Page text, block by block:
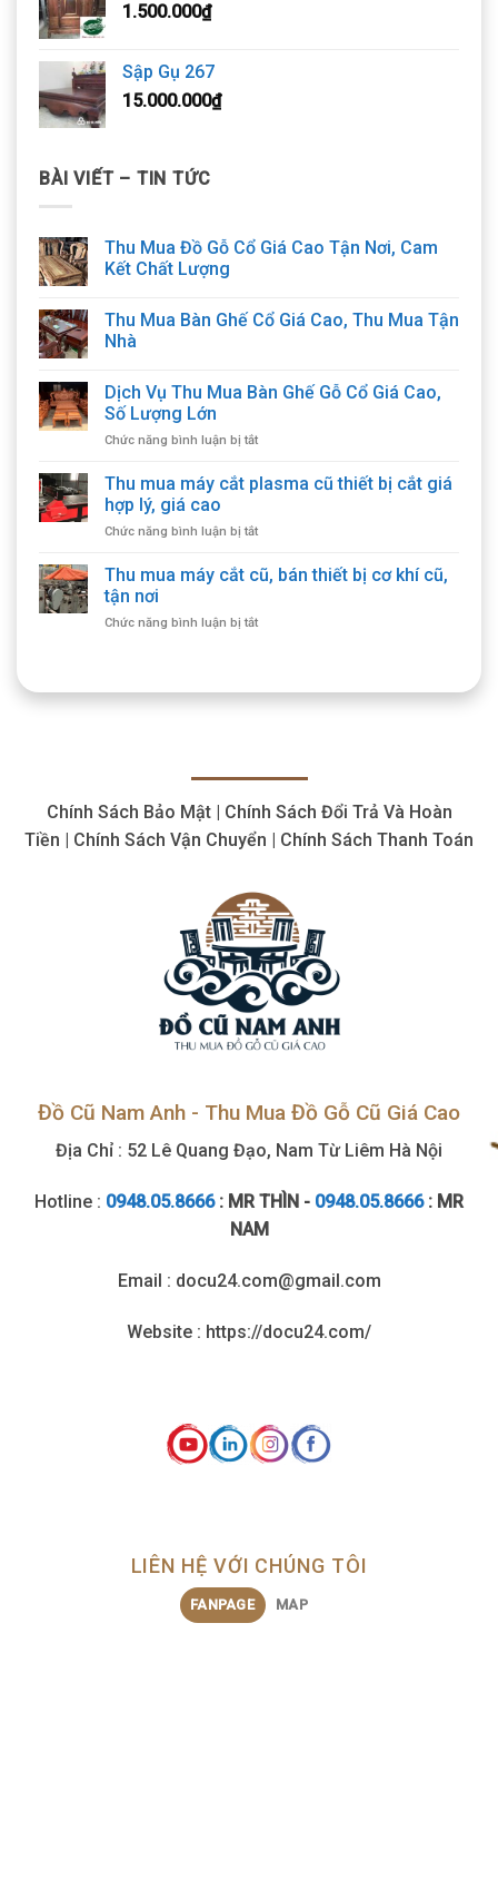
1.500.000₫
Sập Gụ 267
15.000.000₫
BÀI VIẾT – TIN TỨC
Thu Mua Đồ Gỗ Cổ Giá Cao Tận Nơi, Cam
Kết Chất Lượng
Thu Mua Bàn Ghế Cổ Giá Cao, Thu Mua Tận
Nhà
Dịch Vụ Thu Mua Bàn Ghế Gỗ Cổ Giá Cao,
Số Lượng Lớn
Chức năng bình luận bị tắtở
Vụ
Bàn
Gỗ
Cao,
Thu mua máy cắt plasma cũ thiết bị cắt giá
hợp lý, giá cao
Chức năng bình luận bị tắtở
mua
máy
plasma
giá
Thu mua máy cắt cũ, bán thiết bị cơ khí cũ,
tận nơi
Chức năng bình luận bị tắtở
cắt
khí
cũ,
tận
Chính Sách Bảo Mật | Chính Sách Đổi Trả Và Hoàn
Tiền | Chính Sách Vận Chuyển | Chính Sách Thanh Toán
Đồ Cũ Nam Anh - Thu Mua Đồ Gỗ Cũ Giá Cao
Địa Chỉ : 52 Lê Quang Đạo, Nam Từ Liêm Hà Nội
Hotline : 0948.05.8666 : MR THÌN - 0948.05.8666: MR
NAM
Email : docu24.com@gmail.com
Website : https://docu24.com/
LIÊN HỆ VỚI CHÚNG TÔI
FANPAGE MAP